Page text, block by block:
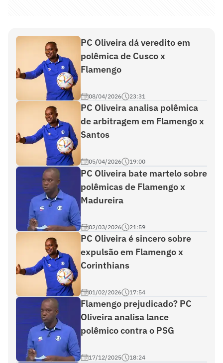
PC Oliveira dá veredito em
polêmica de Cusco x
Flamengo
08/04/2026 23:31
PC Oliveira analisa polêmica
de arbitragem em Flamengo x
Santos
05/04/2026 19:00
PC Oliveira bate martelo sobre
polêmicas de Flamengo x
Madureira
02/03/2026 21:59
PC Oliveira é sincero sobre
expulsão em Flamengo x
Corinthians
01/02/2026 17:54
Flamengo prejudicado? PC
Oliveira analisa lance
polêmico contra o PSG
17/12/2025 18:24